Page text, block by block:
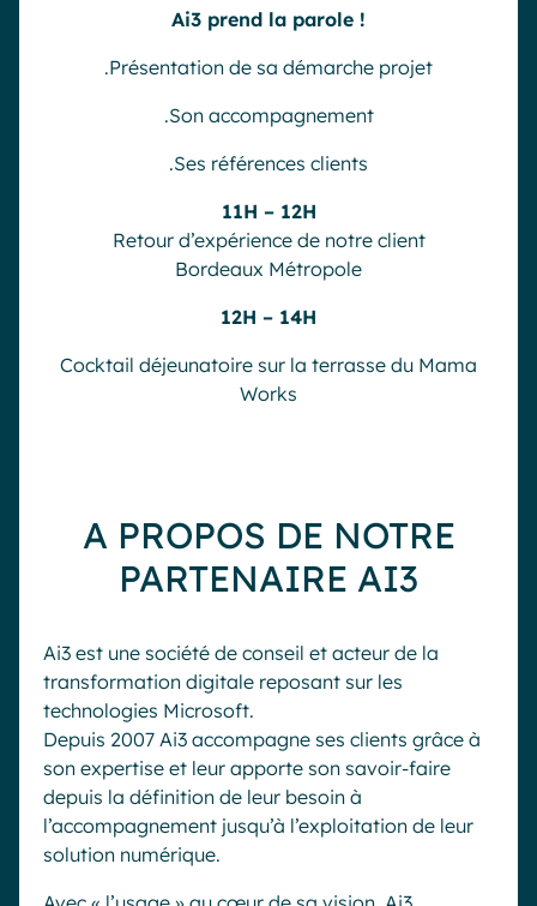
Ai3 prend la parole !
.Présentation de sa démarche projet
.Son accompagnement
.Ses références clients
11H – 12H
Retour d’expérience de notre client
Bordeaux Métropole
12H – 14H
Cocktail déjeunatoire sur la terrasse du Mama
Works
A PROPOS DE NOTRE
PARTENAIRE AI3
Ai3 est une société de conseil et acteur de la
transformation digitale reposant sur les
technologies Microsoft.
Depuis 2007 Ai3 accompagne ses clients grâce à
son expertise et leur apporte son savoir-faire
depuis la définition de leur besoin à
l’accompagnement jusqu’à l’exploitation de leur
solution numérique.